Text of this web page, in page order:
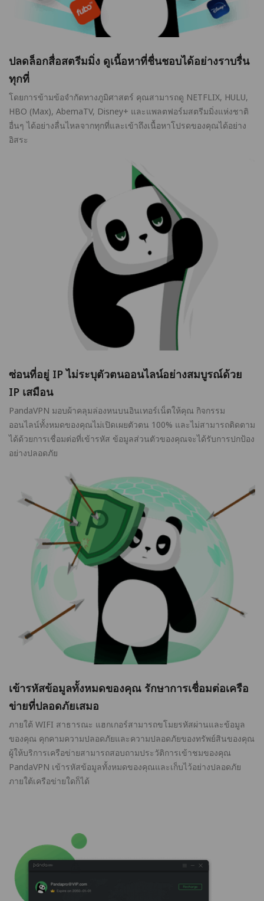
ปลดล็อกสื่อสตรีมมิ่ง ดูเนื้อหาที่ชื่นชอบได้อย่างราบรื่น
ทุกที่
โดยการข้ามข้อจำกัดทางภูมิศาสตร์ คุณสามารถดู NETFLIX, HULU,
HBO (Max), AbemaTV, Disney+ และแพลตฟอร์มสตรีมมิ่งแห่งชาติ
อื่นๆ ได้อย่างลื่นไหลจากทุกที่และเข้าถึงเนื้อหาโปรดของคุณได้อย่าง
อิสระ
ซ่อนที่อยู่ IP ไม่ระบุตัวตนออนไลน์อย่างสมบูรณ์ด้วย
IP เสมือน
PandaVPN มอบผ้าคลุมล่องหนบนอินเทอร์เน็ตให้คุณ กิจกรรม
ออนไลน์ทั้งหมดของคุณไม่เปิดเผยตัวตน 100% และไม่สามารถติดตาม
ได้ด้วยการเชื่อมต่อที่เข้ารหัส ข้อมูลส่วนตัวของคุณจะได้รับการปกป้อง
อย่างปลอดภัย
เข้ารหัสข้อมูลทั้งหมดของคุณ รักษาการเชื่อมต่อเครือ
ข่ายที่ปลอดภัยเสมอ
ภายใต้ WIFI สาธารณะ แฮกเกอร์สามารถขโมยรหัสผ่านและข้อมูล
ของคุณ คุกคามความปลอดภัยและความปลอดภัยของทรัพย์สินของคุณ
ผู้ให้บริการเครือข่ายสามารถสอบถามประวัติการเข้าชมของคุณ
PandaVPN เข้ารหัสข้อมูลทั้งหมดของคุณและเก็บไว้อย่างปลอดภัย
ภายใต้เครือข่ายใดก็ได้